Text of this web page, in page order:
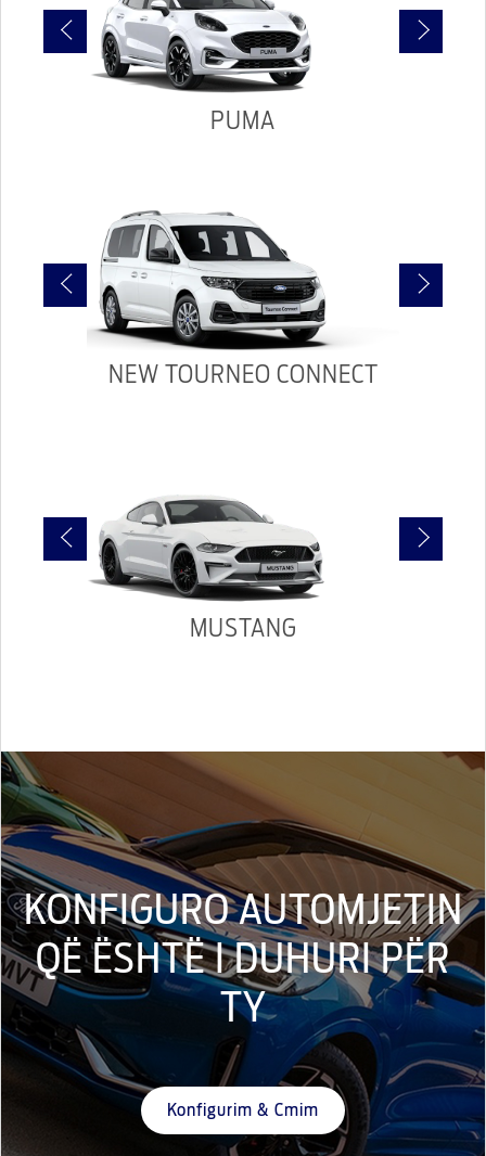
PUMA
NEW TOURNEO CONNECT
MUSTANG
KONFIGURO AUTOMJETIN
QË ËSHTË I DUHURI PËR
TY
Konfigurim & Cmim